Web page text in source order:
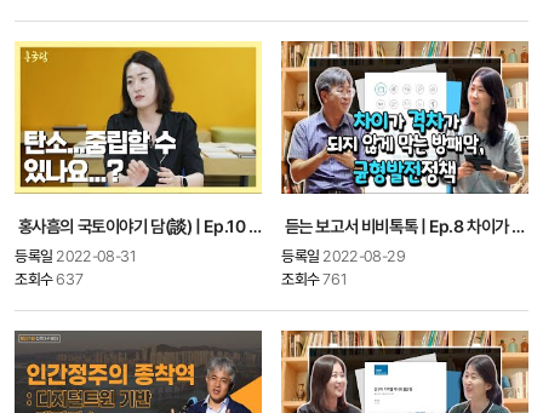
홍사흠의 국토이야기 담(談) | Ep.10 탄소중립을 위해 해야할 일 | 상(上)편
등록일 2022-08-31
조회수637
듣는 보고서 비비톡톡 | Ep.8 차이가 격차가 되지 않게 막는 방패막, 균형발전정책
등록일 2022-08-29
조회수761